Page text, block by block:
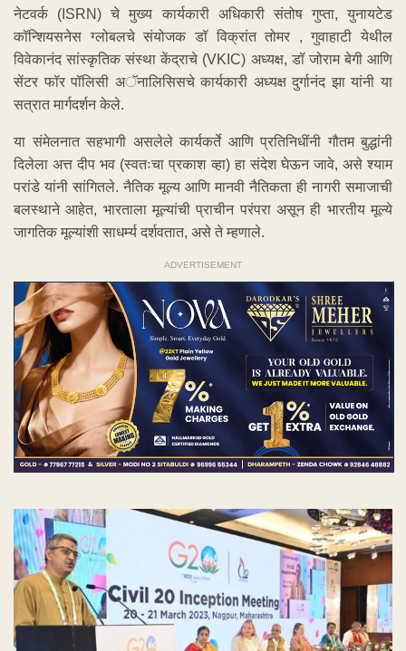
नेटवर्क (ISRN) चे मुख्य कार्यकारी अधिकारी संतोष गुप्ता, युनायटेड
कॉन्शियसनेस ग्लोबलचे संयोजक डॉ विक्रांत तोमर , गुवाहाटी येथील
विवेकानंद सांस्कृतिक संस्था केंद्राचे (VKIC) अध्यक्ष, डॉ जोराम बेगी आणि
सेंटर फॉर पॉलिसी अॅनालिसिसचे कार्यकारी अध्यक्ष दुर्गानंद झा यांनी या
सत्रात मार्गदर्शन केले.
या संमेलनात सहभागी असलेले कार्यकर्ते आणि प्रतिनिधींनी गौतम बुद्धांनी
दिलेला अत्त दीप भव (स्वतःचा प्रकाश व्हा) हा संदेश घेऊन जावे, असे श्याम
परांडे यांनी सांगितले. नैतिक मूल्य आणि मानवी नैतिकता ही नागरी समाजाची
बलस्थाने आहेत, भारताला मूल्यांची प्राचीन परंपरा असून ही भारतीय मूल्ये
जागतिक मूल्यांशी साधर्म्य दर्शवतात, असे ते म्हणाले.
ADVERTISEMENT